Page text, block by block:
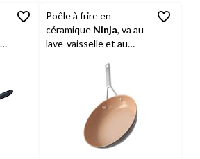
Poêle à frire en
céramique Ninja, va au
lave-vaisselle et au